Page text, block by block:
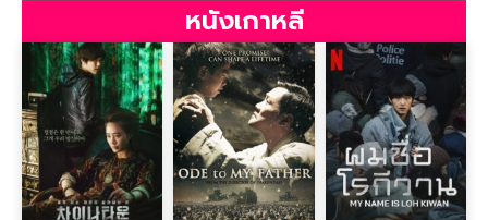
หนังเกาหลี